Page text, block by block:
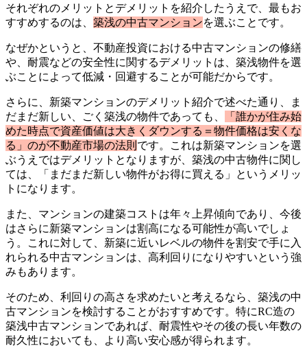
それぞれのメリットとデメリットを紹介したうえで、最もお
すすめするのは、 築浅の中古マンションを選ぶことです。
なぜかというと、不動産投資における中古マンションの修繕
や、耐震などの安全性に関するデメリットは、築浅物件を選
ぶことによって低減・回避することが可能だからです。
さらに、新築マンションのデメリット紹介で述べた通り、ま
だまだ新しい、ごく築浅の物件であっても、
「誰かが住み始
めた時点で資産価値は大きくダウンする＝物件価格は安くな
る」のが不動産市場の法則 です。これは新築マンションを選
ぶうえではデメリットとなりますが、築浅の中古物件に関し
ては、「まだまだ新しい物件がお得に買える」というメリッ
トになります。
また、マンションの建築コストは年々上昇傾向であり、今後
はさらに新築マンションは割高になる可能性が高いでしょ
う。これに対して、新築に近いレベルの物件を割安で手に入
れられる中古マンションは、高利回りになりやすいという強
みもあります。
そのため、利回りの高さを求めたいと考えるなら、築浅の中
古マンションを検討することがおすすめです。特にRC造の
築浅中古マンションであれば、耐震性やその後の長い年数の
耐久性においても、より高い安心感が得られます。